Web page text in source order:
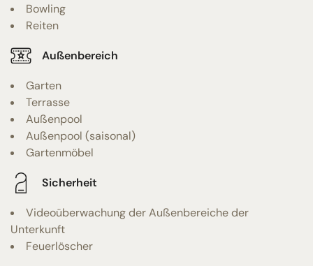
Bowling
Reiten
Außenbereich
Garten
Terrasse
Außenpool
Außenpool (saisonal)
Gartenmöbel
Sicherheit
Videoüberwachung der Außenbereiche der
Unterkunft
Feuerlöscher